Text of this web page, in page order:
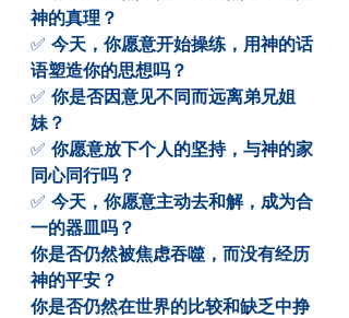
神的真理？
✅ 今天，你愿意开始操练，用神的话
语塑造你的思想吗？
✅ 你是否因意见不同而远离弟兄姐
妹？
✅ 你愿意放下个人的坚持，与神的家
同心同行吗？
✅ 今天，你愿意主动去和解，成为合
一的器皿吗？
你是否仍然被焦虑吞噬，而没有经历
神的平安？
你是否仍然在世界的比较和缺乏中挣